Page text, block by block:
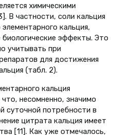
химическими
В частности, соли кальция
кальция,
эффекты. Это
учитывать при
для достижения
(табл. 2).
кальция
несомненно, значимо
суточной потребности в
цитрата кальция имеет
[11]. Как уже отмечалось,